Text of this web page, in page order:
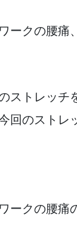
ークの腰痛
ストレッチ
回のストレ
ークの腰痛